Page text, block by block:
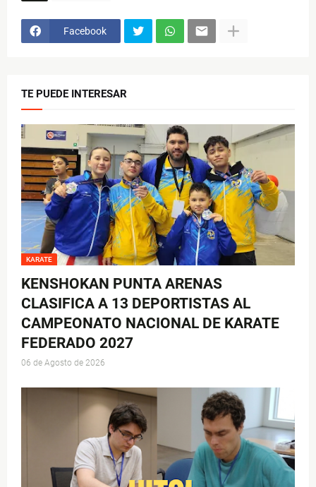
Facebook
TE PUEDE INTERESAR
KARATE
KENSHOKAN PUNTA ARENAS
CLASIFICA A 13 DEPORTISTAS AL
CAMPEONATO NACIONAL DE KARATE
FEDERADO 2027
06 de Agosto de 2026